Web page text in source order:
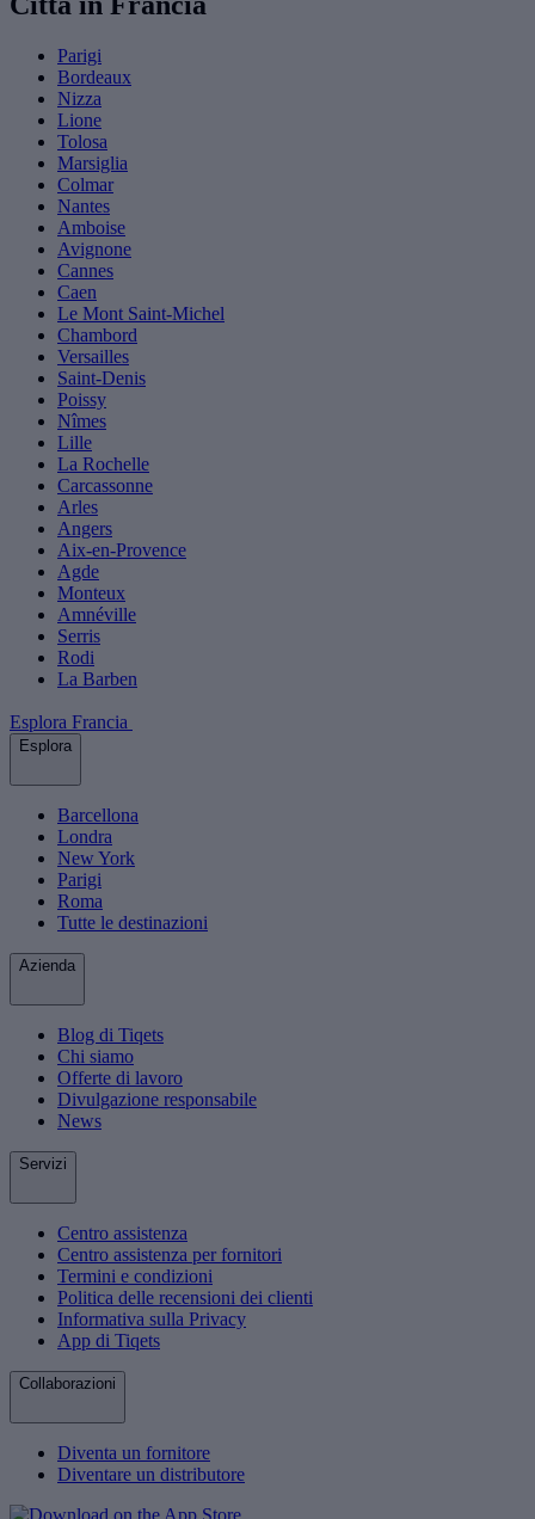
Parigi
Bordeaux
Nizza
Lione
Tolosa
Marsiglia
Colmar
Nantes
Amboise
Avignone
Cannes
Caen
Le Mont Saint-Michel
Chambord
Versailles
Saint-Denis
Poissy
Nîmes
Lille
La Rochelle
Carcassonne
Arles
Angers
Aix-en-Provence
Agde
Monteux
Amnéville
Serris
Rodi
La Barben
Esplora Francia
Esplora
Barcellona
Londra
New York
Parigi
Roma
Tutte le destinazioni
Azienda
Blog di Tiqets
Chi siamo
Offerte di lavoro
Divulgazione responsabile
News
Servizi
Centro assistenza
Centro assistenza per fornitori
Termini e condizioni
Politica delle recensioni dei clienti
Informativa sulla Privacy
App di Tiqets
Collaborazioni
Diventa un fornitore
Diventare un distributore